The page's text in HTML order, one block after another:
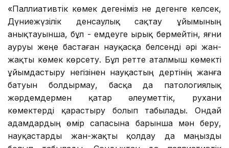
«Паллиативтік көмек дегеніміз не дегенге келсек,
Дүниежүзілік денсаулық сақтау ұйымының
анықтауынша, бұл - емдеуге ырық бермейтін, яғни
ауруы жеңе бастаған науқасқа белсенді әрі жан-
жақты көмек көрсету. Бұл ретте аталмыш көмекті
ұйымдастыру негізінен науқастың дертінің жанға
батуын болдырмау, басқа да патологиялық
жәрдемдермен қатар әлеуметтік, рухани
көмектерді қарастыру болып табылады. Ондай
адамдардың өмір сапасына барынша мән беру,
науқастарды жан-жақты қолдау да маңызды